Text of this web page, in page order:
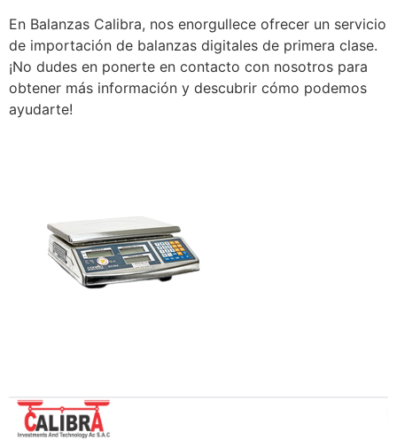
En Balanzas Calibra, nos enorgullece ofrecer un servicio
de importación de balanzas digitales de primera clase.
¡No dudes en ponerte en contacto con nosotros para
obtener más información y descubrir cómo podemos
ayudarte!